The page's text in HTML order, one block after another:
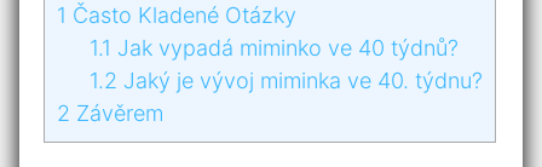
1 Často Kladené Otázky
1.1 Jak vypadá miminko ve 40 týdnů?
1.2 Jaký je vývoj miminka ve 40. týdnu?
2 Závěrem